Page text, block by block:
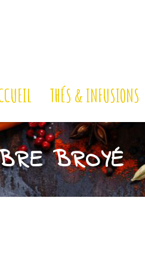
THÉS & INFUSIONS
BROYÉ